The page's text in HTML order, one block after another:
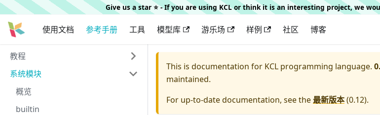
Give us a star ⭐️ - If you are using KCL or think it is an interesting project, we
使用文档 参考手册 工具 模型库 游乐场 样例 社区 博客
教程
系统模块
概览
builtin
This is documentation for KCL programming language.
maintained.
For up-to-date documentation, see the最新版本(0.12).